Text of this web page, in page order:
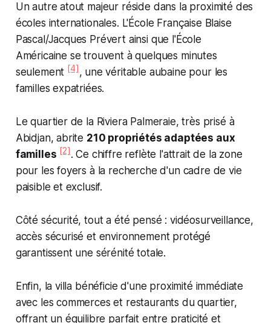
Un autre atout majeur réside dans la proximité des
écoles internationales. L'École Française Blaise
Pascal/Jacques Prévert ainsi que l'École
Américaine se trouvent à quelques minutes
seulement [4], une véritable aubaine pour les
familles expatriées.
Le quartier de la Riviera Palmeraie, très prisé à
Abidjan, abrite 210 propriétés adaptées aux
familles [2]. Ce chiffre reflète l'attrait de la zone
pour les foyers à la recherche d'un cadre de vie
paisible et exclusif.
Côté sécurité, tout a été pensé : vidéosurveillance,
accès sécurisé et environnement protégé
garantissent une sérénité totale.
Enfin, la villa bénéficie d'une proximité immédiate
avec les commerces et restaurants du quartier,
offrant un équilibre parfait entre praticité et